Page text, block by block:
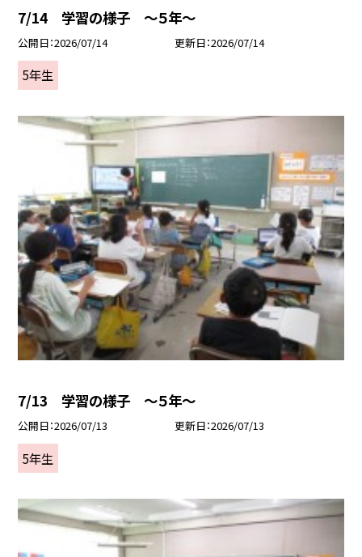
7/14 学習の様子 ～５年～
公開日 2026/07/14 更新日 2026/07/14
5年生
7/13 学習の様子 ～５年～
公開日 2026/07/13 更新日 2026/07/13
5年生